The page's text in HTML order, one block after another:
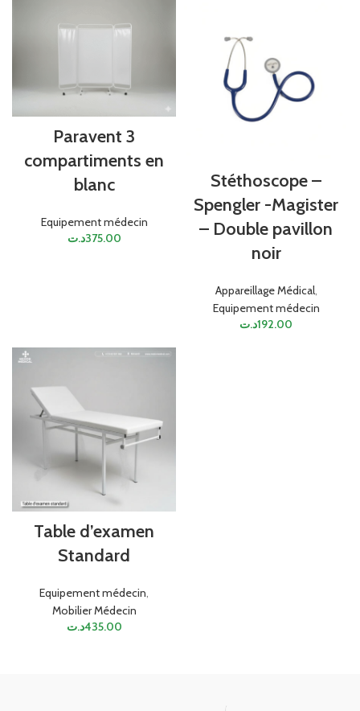
Paravent 3
compartiments en
blanc
Equipement médecin
375.00د.ت
Stéthoscope –
Spengler -Magister
– Double pavillon
noir
Appareillage Médical,
Equipement médecin
192.00د.ت
Table d’examen
Standard
Equipement médecin,
Mobilier Médecin
435.00د.ت